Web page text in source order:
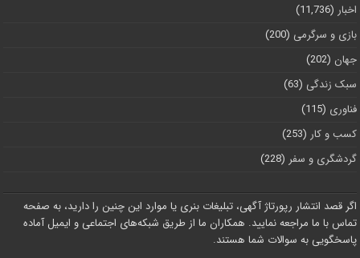
اخبار (11,736)
بازی و سرگرمی (200)
جهان (202)
سبک زندگی (63)
فناوری (115)
کسب و کار (253)
گردشگری و سفر (228)
اگر قصد انتشار رپورتاژ آگهی، تبلیغات بنری یا موارد این چنین را دارید، به صفحه
تماس با ما مراجعه نمایید. همکاران ما از طریق شبکه‌های اجتماعی و ایمیل آماده
پاسخگویی به سوالات شما هستند.